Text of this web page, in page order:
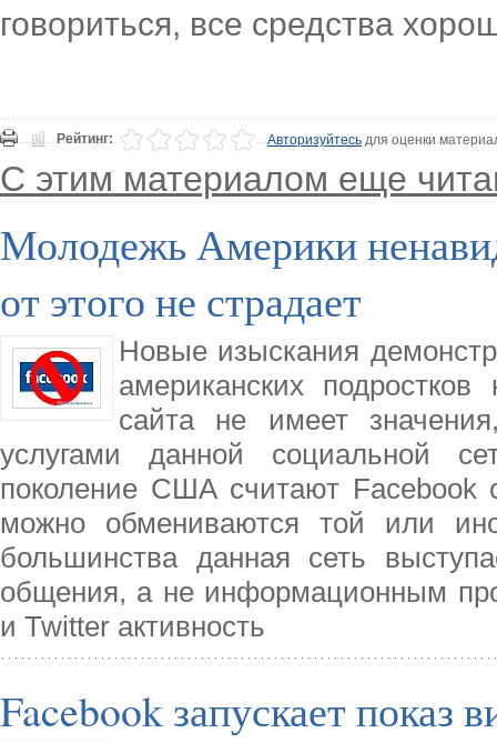
говориться, все средства
Рейтинг: Авторизуйтесьдля оценки
С этим материалом еще
Молодежь Америки
от этого не страдает
Новые изыскания
американских
сайта не имеет
услугами данной социальной
поколение США считают
можно обмениваются той или
большинства данная сеть
общения, а не информационным
и Twitter активность
Facebook запускает показ